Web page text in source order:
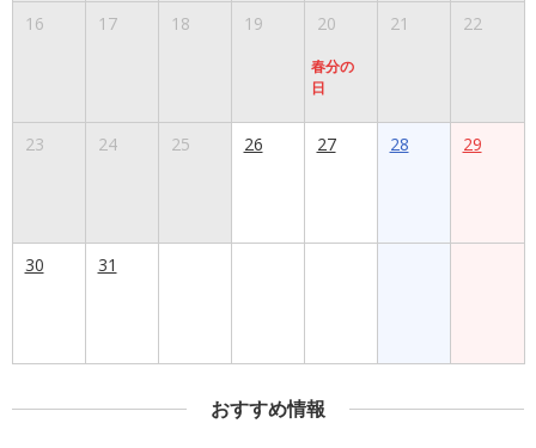
16 17 18 19 20
春分の
日
21 22
23 24 25 26 27 28 29
30 31
おすすめ情報